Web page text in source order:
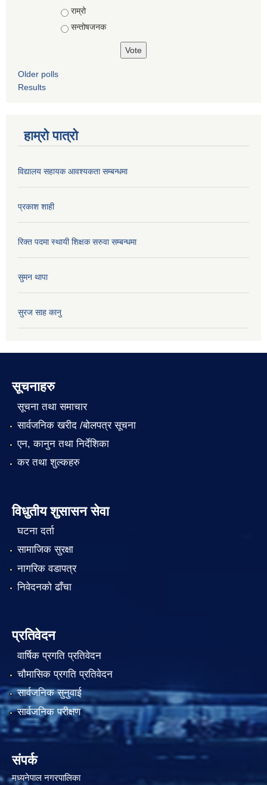
राम्रो
सन्तोषजनक
Older polls
Results
हाम्रो पात्रो
विद्यालय सहायक आवश्यकता सम्बन्धमा
प्रकाश शाही
रिक्त पदमा स्थायी शिक्षक सरुवा सम्बन्धमा
सुमन थापा
सुरज साह कानु
सूचनाहरु
सूचना तथा समाचार
सार्वजनिक खरीद /बोलपत्र सूचना
एन, कानुन तथा निर्देशिका
कर तथा शुल्कहरु
विधुतीय शुसासन सेवा
घटना दर्ता
सामाजिक सुरक्षा
नागरिक वडापत्र
निवेदनको ढाँचा
प्रतिवेदन
वार्षिक प्रगति प्रतिवेदन
चौमासिक प्रगति प्रतिवेदन
सार्वजनिक सुनुवाई
सार्वजनिक परीक्षण
संपर्क
मध्यनेपाल नगरपालिका